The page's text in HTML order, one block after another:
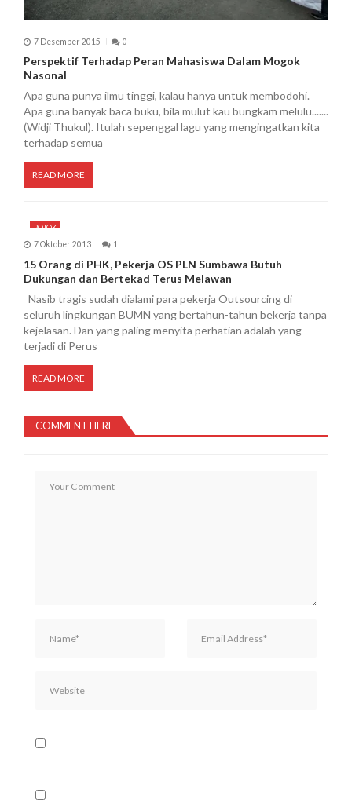
7 Desember 2015 0
Perspektif Terhadap Peran Mahasiswa Dalam Mogok
Nasonal
Apa guna punya ilmu tinggi, kalau hanya untuk membodohi.
Apa guna banyak baca buku, bila mulut kau bungkam melulu.......
(Widji Thukul). Itulah sepenggal lagu yang mengingatkan kita
terhadap semua
READ MORE
POJOK
7 Oktober 2013 1
15 Orang di PHK, Pekerja OS PLN Sumbawa Butuh
Dukungan dan Bertekad Terus Melawan
Nasib tragis sudah dialami para pekerja Outsourcing di
seluruh lingkungan BUMN yang bertahun-tahun bekerja tanpa
kejelasan. Dan yang paling menyita perhatian adalah yang
terjadi di Perus
READ MORE
COMMENT HERE